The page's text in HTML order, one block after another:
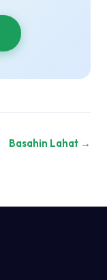
Basahin Lahat →